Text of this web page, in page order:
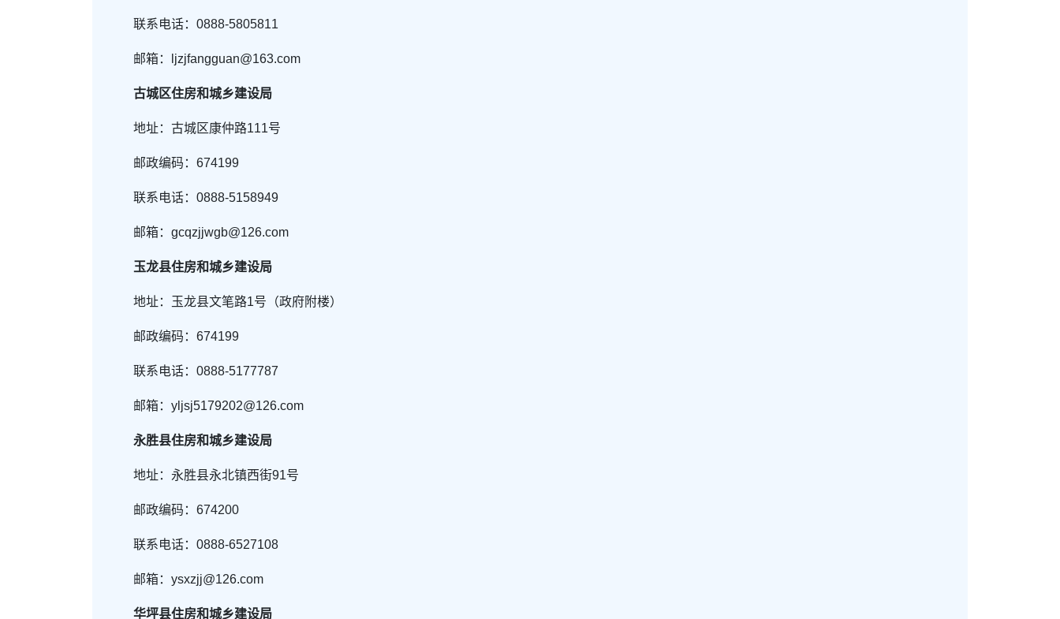
联系电话：0888-5805811
邮箱： ljzjfangguan@163.com
古城区住房和城乡建设局
地址：古城区康仲路111号
邮政编码：674199
联系电话：0888-5158949
邮箱：gcqzjjwgb@126.com
玉龙县住房和城乡建设局
地址：玉龙县文笔路1号（政府附楼）
邮政编码：674199
联系电话：0888-5177787
邮箱：yljsj5179202@126.com
永胜县住房和城乡建设局
地址：永胜县永北镇西街91号
邮政编码：674200
联系电话：0888-6527108
邮箱：ysxzjj@126.com
华坪县住房和城乡建设局